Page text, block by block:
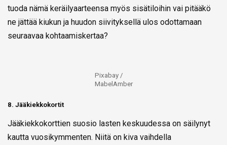
tuoda nämä keräilyaarteensa myös sisätiloihin vai pitääkö
ne jättää kiukun ja huudon siivityksellä ulos odottamaan
seuraavaa kohtaamiskertaa?
Pixabay /
MabelAmber
8. Jääkiekkokortit
Jääkiekkokorttien suosio lasten keskuudessa on säilynyt
kautta vuosikymmenten. Niitä on kiva vaihdella